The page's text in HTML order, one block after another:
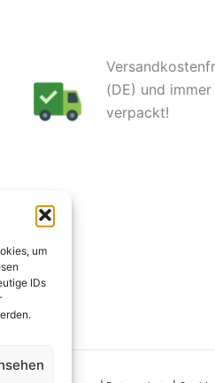
um
IDs
(DE) und
verpackt!